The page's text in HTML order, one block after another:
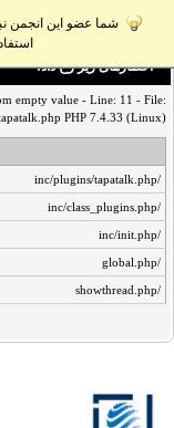
شما عضو این انجمن
اخطار‌های زیر رخ داد:
empty value - Line: 11 - File:
PHP 7.4.33 (Linux)
/inc/plugins/tapatalk.php
/inc/class_plugins.php
/inc/init.php
/global.php
/showthread.php